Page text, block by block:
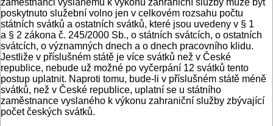
poskytnuto služební volno jen v celkovém rozsahu počtu
státních svátků a ostatních svátků, které jsou uvedeny v § 1
a § 2 zákona č. 245/2000 Sb., o státních svátcích, o ostatních
svátcích, o významných dnech a o dnech pracovního klidu.
Jestliže v příslušném státě je více svátků než v České
republice, ­nebude už možné po vyčerpání 12 svátků tento
postup uplatnit. Naproti tomu, bude-li v příslušném státě méně
svátků, než v České republice, uplatní se u státního
zaměstnance vyslaného k výkonu zahraniční služby zbývající
počet českých svátků.